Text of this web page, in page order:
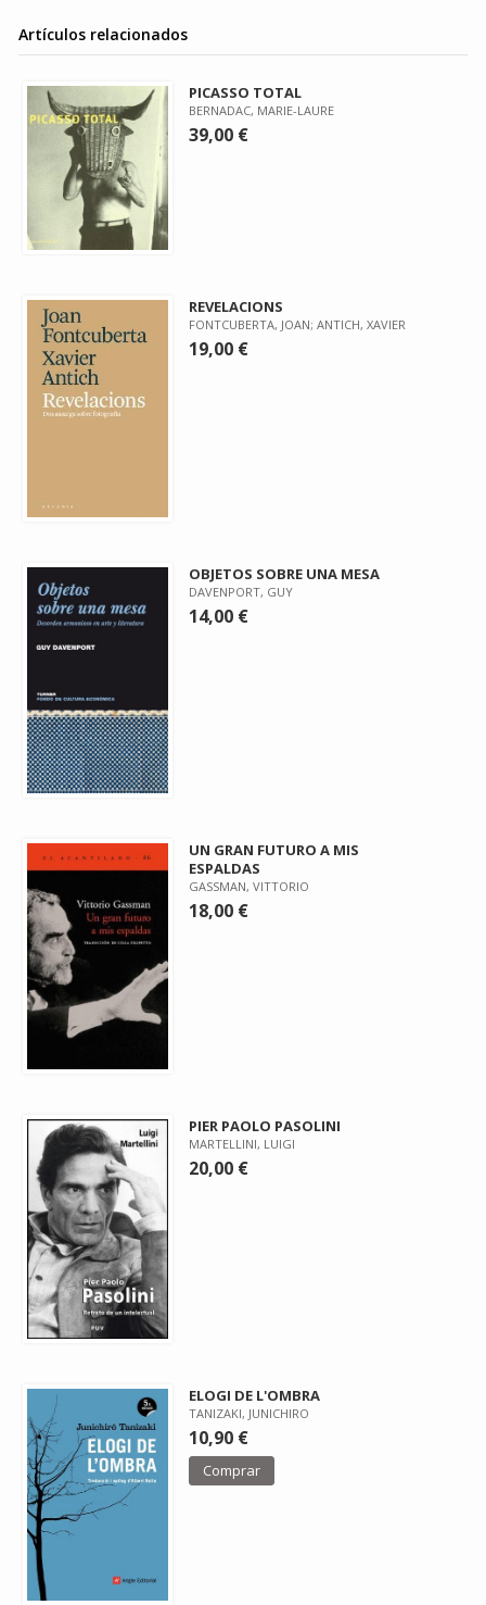
Artículos relacionados
PICASSO TOTAL
BERNADAC, MARIE-LAURE
39,00 €
REVELACIONS
FONTCUBERTA, JOAN; ANTICH, XAVIER
19,00 €
OBJETOS SOBRE UNA MESA
DAVENPORT, GUY
14,00 €
UN GRAN FUTURO A MIS
ESPALDAS
GASSMAN, VITTORIO
18,00 €
PIER PAOLO PASOLINI
MARTELLINI, LUIGI
20,00 €
ELOGI DE L'OMBRA
TANIZAKI, JUNICHIRO
10,90 €
Comprar